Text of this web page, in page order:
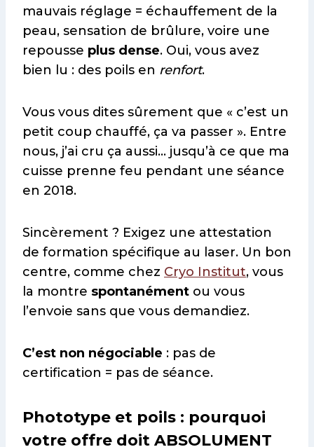
mauvais réglage = échauffement de la
peau, sensation de brûlure, voire une
repousse plus dense. Oui, vous avez
bien lu : des poils en renfort.
Vous vous dites sûrement que « c’est un
petit coup chauffé, ça va passer ». Entre
nous, j’ai cru ça aussi… jusqu’à ce que ma
cuisse prenne feu pendant une séance
en 2018.
Sincèrement ? Exigez une attestation
de formation spécifique au laser. Un bon
centre, comme chez Cryo Institut, vous
la montre spontanément ou vous
l’envoie sans que vous demandiez.
C’est non négociable : pas de
certification = pas de séance.
Phototype et poils : pourquoi
votre offre doit ABSOLUMENT